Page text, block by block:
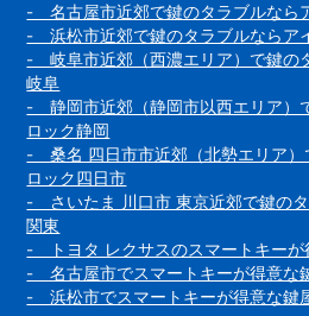
- 名古屋市近郊で鍵のタラブルなら
- 浜松市近郊で鍵のタラブルならア
- 岐阜市近郊（西濃エリア）で鍵の
岐阜
- 静岡市近郊（静岡市以西エリア）
ロック静岡
- 桑名 四日市市近郊（北勢エリア）
ロック四日市
- さいたま 川口市 東京近郊で鍵の
関東
- トヨタ レクサスのスマートキーが
- 名古屋市でスマートキーが得意な
- 浜松市でスマートキーが得意な鍵